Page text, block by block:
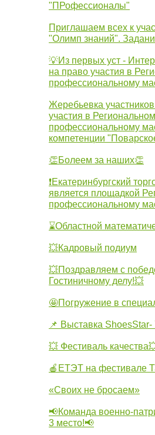
"ПРофессионалы"
Приглашаем всех к
"Олимп знаний".
💡Из первых уст -
на право участия в
профессиональному
Жеребьевка
участия в
профессиональному
компетенции
👏Болеем за наших👏
❗Екатеринбургский
является площадкой
профессиональному
⌛Областной
💥Кадровый подиум
💥Поздравляем с
Гостиничному делу!💥
🤩Погружение в
📌 Выставка ShoesStar-
💥 Фестиваль
🍎ЕТЭТ на фестивале
«Своих не бросаем»
📢Команда военно-
3 место!📢